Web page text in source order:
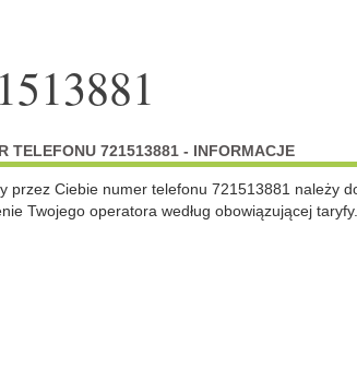
TELEFONU 721513881 - INFORMACJE
przez Ciebie numer telefonu 721513881 należy
Twojego operatora według obowiązującej taryfy.